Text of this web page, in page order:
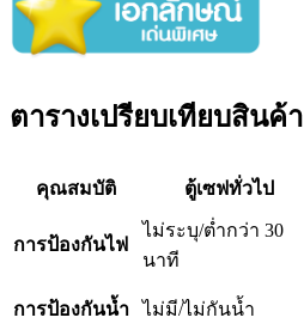
ตารางเปรียบเทียบสินค้า
คุณสมบัติ ตู้เซฟทั่วไป
การป้องกันไฟ
ไม่ระบุ/ต่ำกว่า 30
นาที
การป้องกันน้ำ ไม่มี/ไม่กันน้ำ